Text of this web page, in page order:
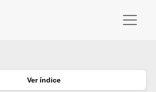
Ver índice